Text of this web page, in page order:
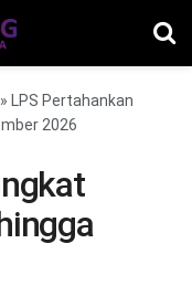
» LPS Pertahankan
2026